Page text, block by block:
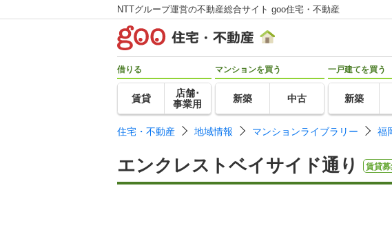
NTTグループ運営の不動産総合サイト goo住宅・不動産
借りる
賃貸
店舗･
事業用
マンションを買う
新築 中古
一戸建てを買う
新築
住宅・不動産 地域情報 マンションライブラリー 福
エンクレストベイサイド通り 賃貸募